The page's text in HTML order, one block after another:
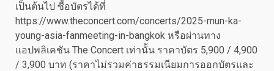
เป็นต้นไป ซื้อบัตรได้ที่
https://www.theconcert.com/concerts/2025-mun-ka-
young-asia-fanmeeting-in-bangkok หรือผ่านทาง
แอปพลิเคชัน The Concert เท่านั้น ราคาบัตร 5,900 / 4,900
/ 3,900 บาท (ราคาไม่รวมค่าธรรมเนียมการออกบัตรและ